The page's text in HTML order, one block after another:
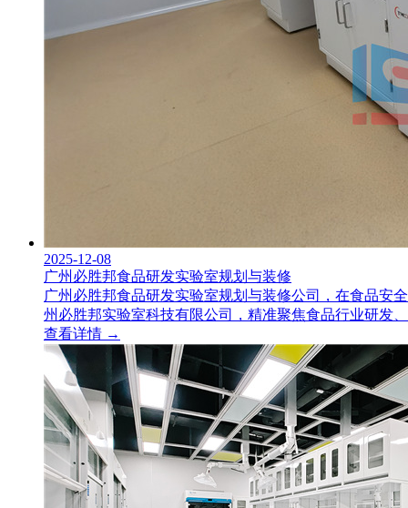
2025-12-08
广州必胜邦食品研发实验室规划与装修
广州必胜邦食品研发实验室规划与装修公司，在食品安
州必胜邦实验室科技有限公司，精准聚焦食品行业研发
查看详情 →